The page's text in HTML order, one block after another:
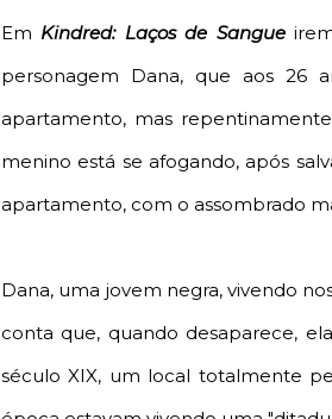
Em Kindred: Laços de Sangue
personagem Dana, que aos 26
apartamento, mas
menino está se afogando, após
apartamento, com o assombrado
Dana, uma jovem negra, vivendo
conta que, quando desaparece,
século XIX, um local totalmente